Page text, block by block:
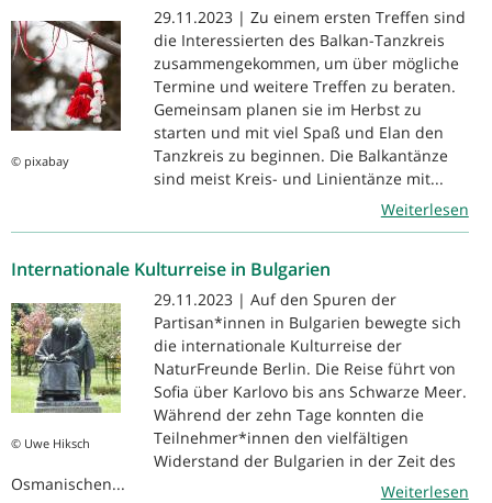
© pixabay
29.11.2023 | Zu einem ersten Treffen sind
die Interessierten des Balkan-Tanzkreis
zusammengekommen, um über mögliche
Termine und weitere Treffen zu beraten.
Gemeinsam planen sie im Herbst zu
starten und mit viel Spaß und Elan den
Tanzkreis zu beginnen. Die Balkantänze
sind meist Kreis- und Linientänze mit...
Weiterlesen
Internationale Kulturreise in Bulgarien
© Uwe Hiksch
29.11.2023 | Auf den Spuren der
Partisan*innen in Bulgarien bewegte sich
die internationale Kulturreise der
NaturFreunde Berlin. Die Reise führt von
Sofia über Karlovo bis ans Schwarze Meer.
Während der zehn Tage konnten die
Teilnehmer*innen den vielfältigen
Widerstand der Bulgarien in der Zeit des
Osmanischen...
Weiterlesen